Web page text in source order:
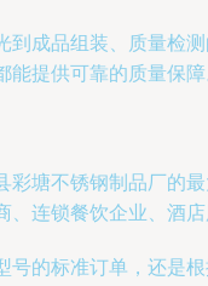
到成品组装、质量检
提供可靠的质量保障
塘不锈钢制品厂的
连锁餐饮企业、酒
的标准订单，还是